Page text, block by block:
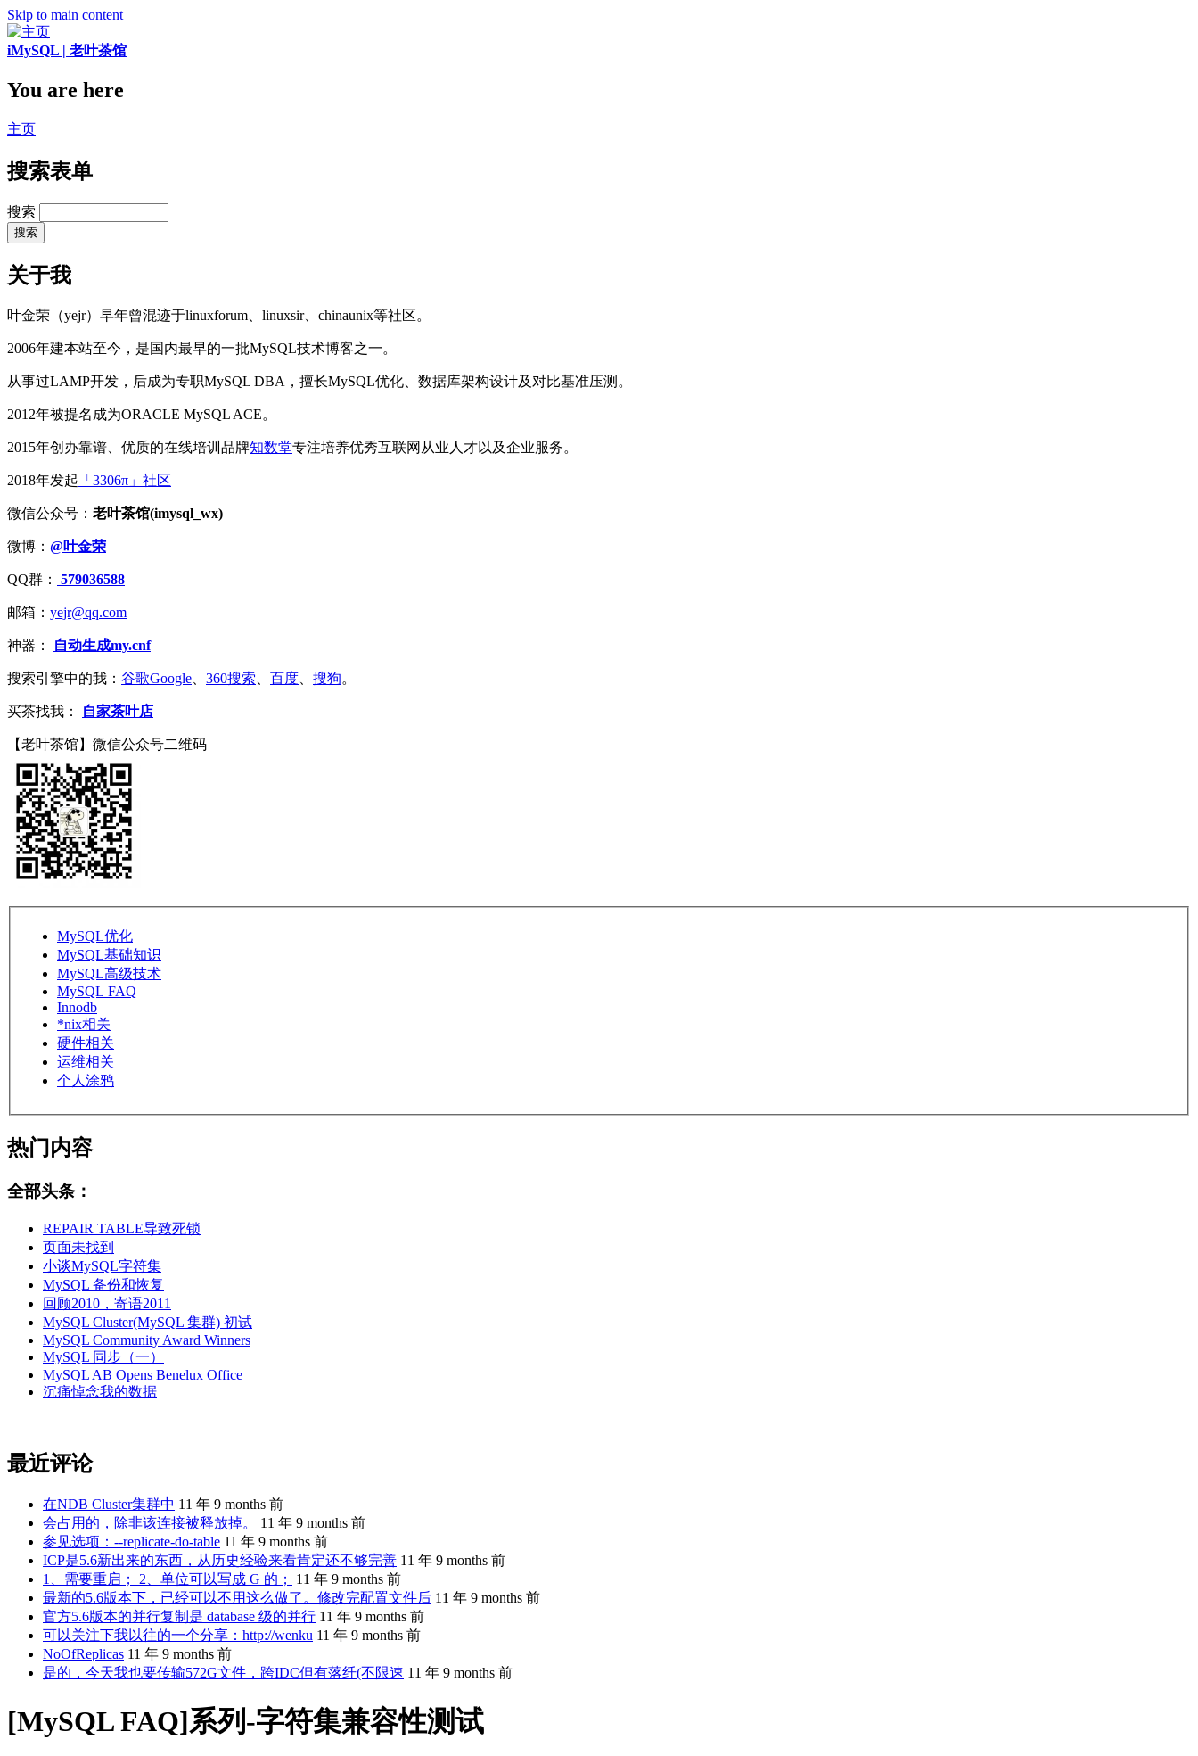
Skip to main content
iMySQL | 老叶茶馆
You are here
主页
搜索表单
搜索
关于我
叶金荣（yejr）早年曾混迹于linuxforum、linuxsir、chinaunix等社区。
2006年建本站至今，是国内最早的一批MySQL技术博客之一。
从事过LAMP开发，后成为专职MySQL DBA，擅长MySQL优化、数据库架构设计及对比基准压测。
2012年被提名成为ORACLE MySQL ACE。
2015年创办靠谱、优质的在线培训品牌知数堂专注培养优秀互联网从业人才以及企业服务。
2018年发起 「3306π」社区
微信公众号： 老叶茶馆(imysql_wx)
微博： @叶金荣
QQ群： 579036588
邮箱： yejr@qq.com
神器： 自动生成my.cnf
搜索引擎中的我： 谷歌Google、 360搜索、 百度、 搜狗。
买茶找我： 自家茶叶店
【老叶茶馆】微信公众号二维码
MySQL优化
MySQL基础知识
MySQL高级技术
MySQL FAQ
Innodb
*nix相关
硬件相关
运维相关
个人涂鸦
热门内容
全部头条：
REPAIR TABLE导致死锁
页面未找到
小谈MySQL字符集
MySQL 备份和恢复
回顾2010，寄语2011
MySQL Cluster(MySQL 集群) 初试
MySQL Community Award Winners
MySQL 同步（一）
MySQL AB Opens Benelux Office
沉痛悼念我的数据
最近评论
在NDB Cluster集群中 11 年 9 months 前
会占用的，除非该连接被释放掉。
11 年 9 months 前
参见选项：--replicate-do-table 11 年 9 months 前
ICP是5.6新出来的东西，从历史经验来看肯定还不够完善 11 年 9 months 前
1、需要重启； 2、单位可以写成 G 的；
11 年 9 months 前
最新的5.6版本下，已经可以不用这么做了。修改完配置文件后 11 年 9 months 前
官方5.6版本的并行复制是 database 级的并行 11 年 9 months 前
可以关注下我以往的一个分享：http://wenku 11 年 9 months 前
NoOfReplicas 11 年 9 months 前
是的，今天我也要传输572G文件，跨IDC但有落纤(不限速 11 年 9 months 前
[MySQL FAQ]系列-字符集兼容性测试